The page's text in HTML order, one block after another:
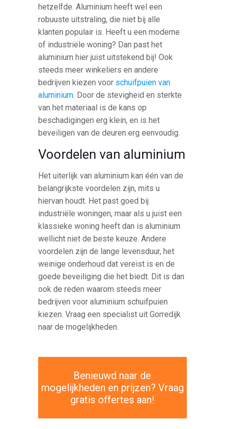
hetzelfde. Aluminium heeft wel een
robuuste uitstraling, die niet bij alle
klanten populair is. Heeft u een moderne
of industriële woning? Dan past het
aluminium hier juist uitstekend bij! Ook
steeds meer winkeliers en andere
bedrijven kiezen voor schuifpuien van
aluminium. Door de stevigheid en sterkte
van het materiaal is de kans op
beschadigingen erg klein, en is het
beveiligen van de deuren erg eenvoudig.
Voordelen van aluminium
Het uiterlijk van aluminium kan één van de
belangrijkste voordelen zijn, mits u
hiervan houdt. Het past goed bij
industriële woningen, maar als u juist een
klassieke woning heeft dan is aluminium
wellicht niet de beste keuze. Andere
voordelen zijn de lange levensduur, het
weinige onderhoud dat vereist is en de
goede beveiliging die het biedt. Dit is dan
ook de reden waarom steeds meer
bedrijven voor aluminium schuifpuien
kiezen. Vraag een specialist uit Gorredijk
naar de mogelijkheden.
Benieuwd naar de
mogelijkheden en prijzen? Vraag
gratis offertes aan!